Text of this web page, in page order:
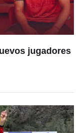
jugadores